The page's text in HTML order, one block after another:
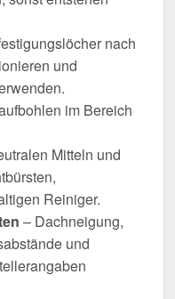
nach
und
im Bereich
Mitteln und
Reiniger.
– Dachneigung,
und